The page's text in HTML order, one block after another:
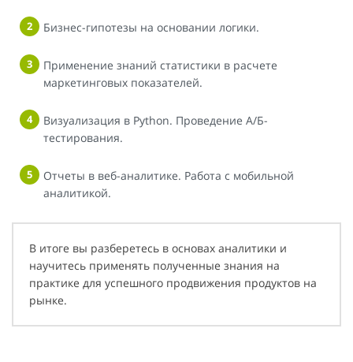
Бизнес-гипотезы на основании логики.
Применение знаний статистики в расчете
маркетинговых показателей.
Визуализация в Python. Проведение А/Б-
тестирования.
Отчеты в веб-аналитике. Работа с мобильной
аналитикой.
В итоге вы разберетесь в основах аналитики и
научитесь применять полученные знания на
практике для успешного продвижения продуктов на
рынке.